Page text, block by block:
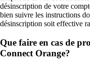
désinscription de votre
bien suivre les instructions
désinscription soit effective
Que faire en cas de
Connect Orange?